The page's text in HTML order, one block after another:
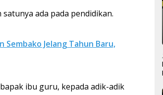
ada pada pendidikan.
Sembako Jelang Tahun Baru,
ibu guru, kepada adik-adik